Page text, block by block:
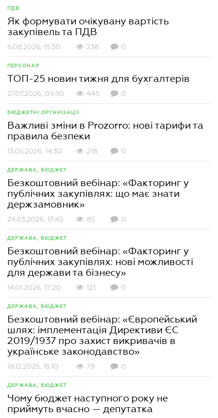
ПДВ
Як формувати очікувану вартість
закупівель та ПДВ
6.08.2026, 15:30 238 0
ПЕРСОНАЛ
ТОП-25 новин тижня для бухгалтерів
27.07.2026, 09:30 445 0
БЮДЖЕТНІ ОРГАНІЗАЦІЇ
Важливі зміни в Prozorro: нові тарифи та
правила безпеки
13.05.2026, 14:30 218 0
ДЕРЖАВА, БЮДЖЕТ
Безкоштовний вебінар: «Факторинг у
публічних закупівлях: що має знати
держзамовник»
24.03.2026, 17:45 85 0
ДЕРЖАВА, БЮДЖЕТ
Безкоштовний вебінар: «Факторинг у
публічних закупівлях: нові можливості
для держави та бізнесу»
14.01.2026, 17:20 121 0
ДЕРЖАВА, БЮДЖЕТ
Безкоштовний вебінар: «Європейський
шлях: імплементація Директиви ЄС
2019/1937 про захист викривачів в
українське законодавство»
18.12.2025, 16:10 79 0
ДЕРЖАВА, БЮДЖЕТ
Чому бюджет наступного року не
приймуть вчасно — депутатка